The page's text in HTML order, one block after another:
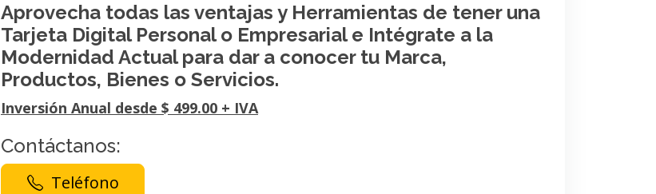
Aprovecha todas las ventajas y Herramientas de tener una
Tarjeta Digital Personal o Empresarial e Intégrate a la
Modernidad Actual para dar a conocer tu Marca,
Productos, Bienes o Servicios.
Inversión Anual desde $ 499.00 + IVA
Contáctanos:
Teléfono